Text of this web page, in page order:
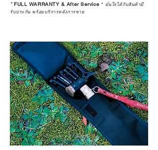
ในอุปกรณ์ที่คุณรัก มีคุณค่าอย่าง
ตัวแทนจำหน่ายที่ได้รับการแต่งตั้ง
เพื่อให้คุณได้รับทั้งสินค้า และ
ประสบการณ์ที่สมบูรณ์แบบในระยะ
ยาว
อ่านต่อเรื่องการรับประกันสินค้าได้
ตรงนี้
>>https://www.campstudio.co.th/
warranty
*FULL WARRANTY & After Service * มั่นใจได้กับสินค้ามี
รับประกัน พร้อมบริการหลังการขาย